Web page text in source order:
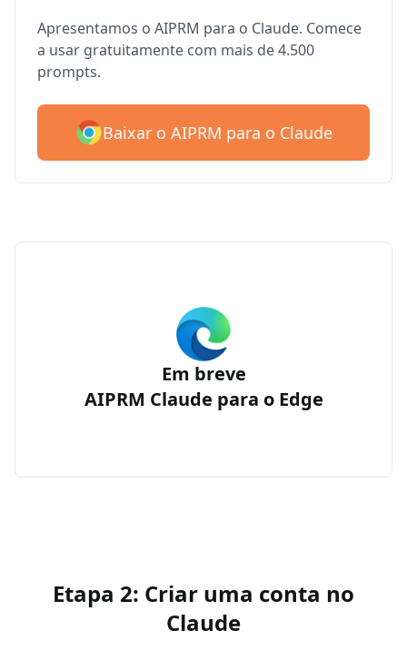
Apresentamos o AIPRM para o Claude. Comece
a usar gratuitamente com mais de 4.500
prompts.
Baixar o AIPRM para o Claude
Em breve
AIPRM Claude para o Edge
Etapa 2: Criar uma conta no
Claude